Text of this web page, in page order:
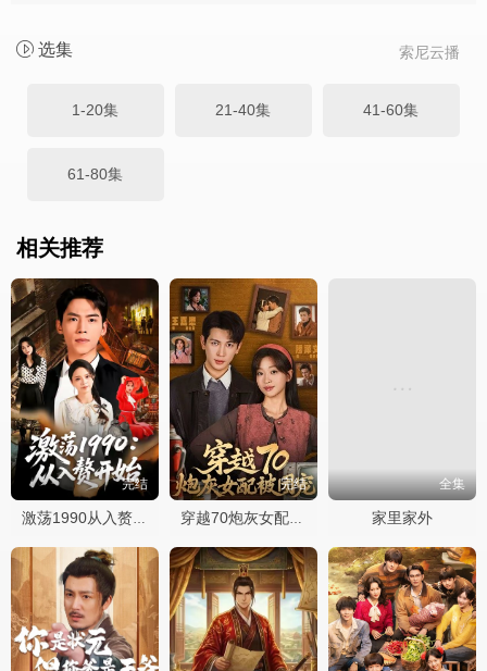
索尼云播
选集
1-20集 21-40集 41-60集
61-80集
相关推荐
完结
激荡1990从入赘开始
完结
穿越70炮灰女配被团宠
全集
家里家外